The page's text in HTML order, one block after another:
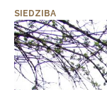
SIEDZIBA